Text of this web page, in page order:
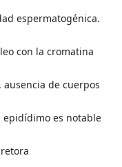
espermatogénica.
con la cromatina
de cuerpos
epidídimo es notable